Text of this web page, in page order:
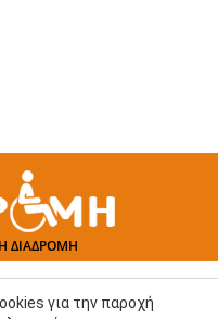
Η ΔΙΑΔΡΟΜΗ
για την παροχή